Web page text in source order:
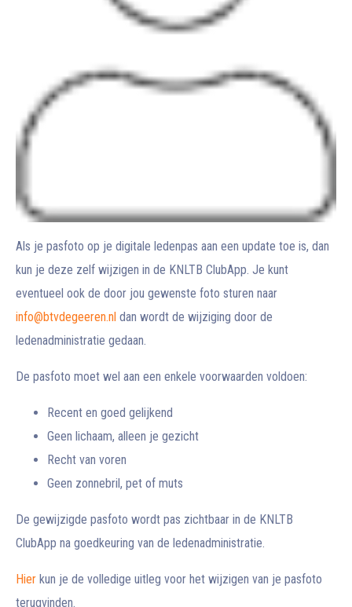
Als je pasfoto op je digitale ledenpas aan een update toe is, dan
kun je deze zelf wijzigen in de KNLTB ClubApp. Je kunt
eventueel ook de door jou gewenste foto sturen naar
info@btvdegeeren.nl dan wordt de wijziging door de
ledenadministratie gedaan.
De pasfoto moet wel aan een enkele voorwaarden voldoen:
Recent en goed gelijkend
Geen lichaam, alleen je gezicht
Recht van voren
Geen zonnebril, pet of muts
De gewijzigde pasfoto wordt pas zichtbaar in de KNLTB
ClubApp na goedkeuring van de ledenadministratie.
Hier kun je de volledige uitleg voor het wijzigen van je pasfoto
terugvinden.